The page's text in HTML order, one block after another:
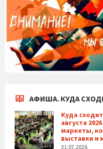
АФИША. КУДА
Куда
августа
маркеты,
выставки и
31.07.2026